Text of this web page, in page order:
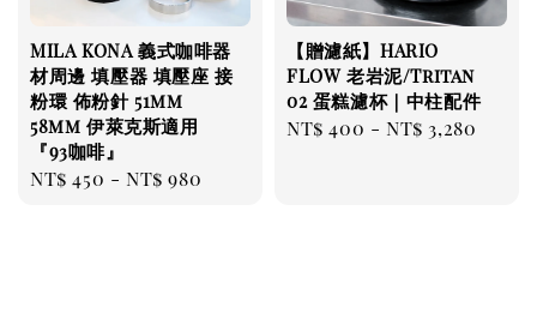
MILA KONA 義式咖啡器
材周邊 填壓器 填壓座 接
粉環 佈粉針 51mm
58mm 伊萊克斯適用
『93咖啡』
Regular
NT$ 450 -NT$ 980
【贈濾紙】HARIO
FLOW 老岩泥/Tritan
02 蛋糕濾杯｜中柱配件
Regular
NT$ 400 -NT$ 3,280